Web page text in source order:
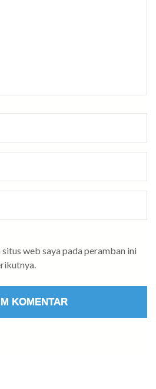
situs web saya pada peramban ini